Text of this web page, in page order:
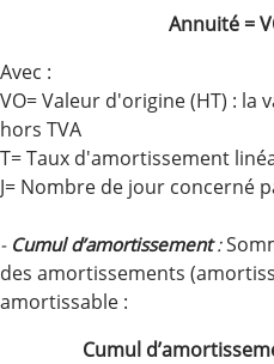
Annuité =
Avec :
VO= Valeur d'origine (HT) : la
hors TVA
T= Taux d'amortissement
J= Nombre de jour concerné
- Cumul d’amortissement:
des amortissements
amortissable :
Cumul